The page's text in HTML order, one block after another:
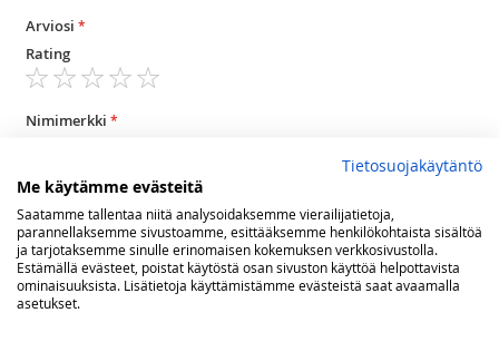
Arviosi
Rating
star
stars
stars
stars
stars
Nimimerkki
Yhteenveto
Arvostelu
Tietosuojakäytäntö
Me käytämme evästeitä
Saatamme tallentaa niitä analysoidaksemme vierailijatietoja,
parannellaksemme sivustoamme, esittääksemme henkilökohtaista sisältöä
ja tarjotaksemme sinulle erinomaisen kokemuksen verkkosivustolla.
Estämällä evästeet, poistat käytöstä osan sivuston käyttöä helpottavista
ominaisuuksista. Lisätietoja käyttämistämme evästeistä saat avaamalla
asetukset.